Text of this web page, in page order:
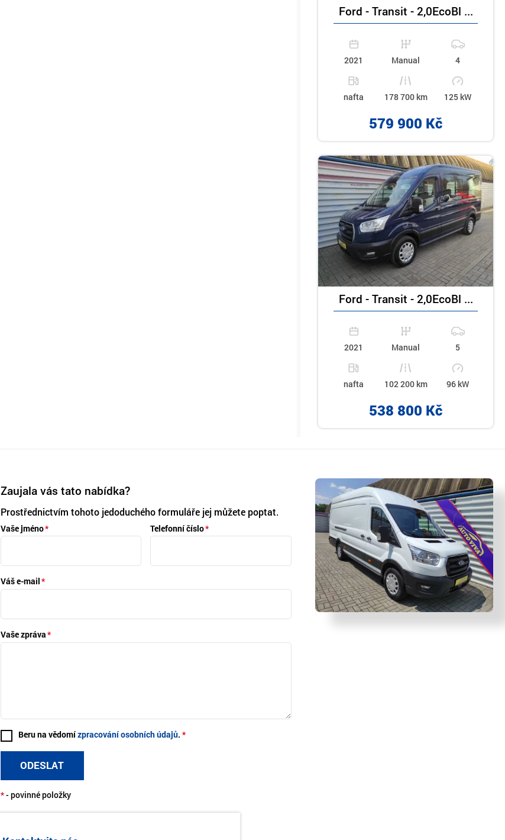
Ford - Transit - 2,0EcoBl ...
2021 Manual 4
nafta 178 700 km 125 kW
579 900 Kč
Ford - Transit - 2,0EcoBl ...
2021 Manual 5
nafta 102 200 km 96 kW
538 800 Kč
Zaujala vás tato nabídka?
Prostřednictvím tohoto jedoduchého formuláře jej můžete poptat.
Vaše jméno Telefonní číslo
Váš e-mail
Vaše zpráva
Beru na vědomízpracování osobních údajů.
ODESLAT
*- povinné položky